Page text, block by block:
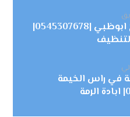
شركة تنظيف في الفلاح ابوظبي |0545307678|
في راس الخيمة